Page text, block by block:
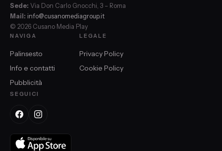
Sede: Via Don Carlo Gnocchi, 3 – Roma
Mail: info@cusanomediagroup.it
© 2026 Cusano Media Play
NAVIGA
Palinsesto
Info e contatti
Pubblicità
LEGALE
Privacy Policy
Cookie Policy
SEGUICI